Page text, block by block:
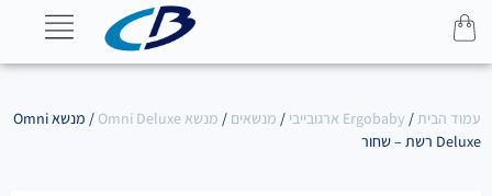
עמוד הבית/ Ergobaby ארגובייבי / מנשאים / מנשא Omni Deluxe
/ מנשא Omni
Deluxe רשת – שחור